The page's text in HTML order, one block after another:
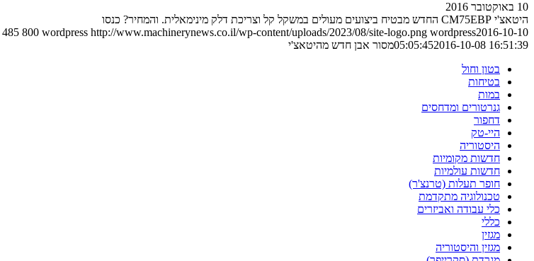
10 באוקטובר 2016
היטאצ'י CM75EBP החדש מבטיח ביצועים מעולים במשקל קל וצריכת דלק מינימאלית. והמחיר? כנסו
485 800 wordpress http://www.machinerynews.co.il/wp-content/uploads/2023/08/site-logo.png wordpress2016-10-10
05:05:452016-10-08 16:51:39
מסור אבן חדש מהיטאצ'י
בטון וחול
בטיחות
במות
גנרטורים ומדחסים
דחפור
היי-טק
היסטוריה
חדשות מקומיות
חדשות עולמיות
חופר תעלות (טרנצ'ר)
טכנולוגיה מתקדמת
כלי עבודה ואביזרים
כללי
מגזין
מגזין והיסטוריה